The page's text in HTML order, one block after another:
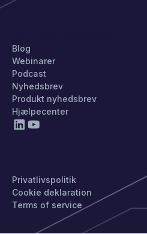
Blog
Webinarer
Podcast
Nyhedsbrev
Produkt nyhedsbrev
Hjælpecenter
Privatlivspolitik
Cookie deklaration
Terms of service